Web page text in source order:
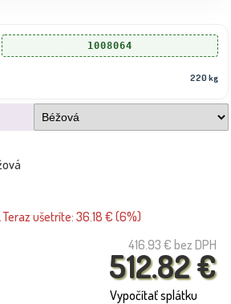
1008064
220 kg
ušetríte: 36.18 € (6%)
416.93 € bez DPH
512.82 €
Vypočítať splátku